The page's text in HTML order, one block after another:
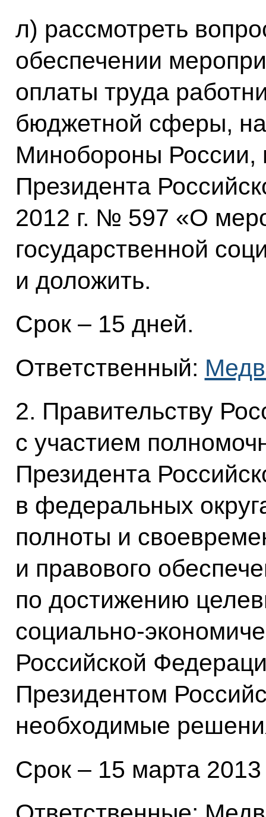
л) рассмотреть
обеспечении
оплаты труда
бюджетной сферы,
Минобороны России,
Президента
2012 г. № 597 «О
государственной
и доложить.
Срок – 15 дней.
Ответственный:
2. Правительству
с участием
Президента
в федеральных
полноты и
и правового
по достижению
социально-
Российской
Президентом
необходимые
Срок – 15 марта 2013